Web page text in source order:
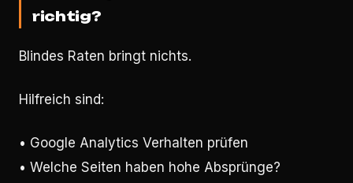
richtig?
Blindes Raten bringt nichts.
Hilfreich sind:
• Google Analytics Verhalten prüfen
• Welche Seiten haben hohe Absprünge?